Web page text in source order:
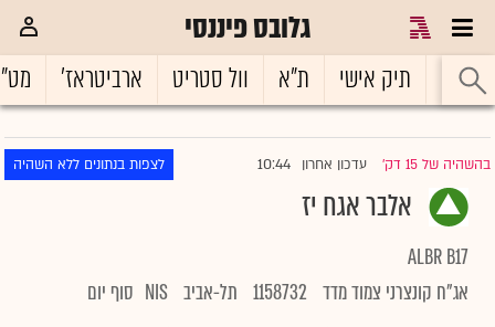
גלובס פיננסי
ראשי תיק אישי ת"א וול סטריט ארביטראז'
בהשהיה של 15 דק' |עדכון אחרון 10:44 לצפות בנתונים ללא השהיה
אלבר אגח יז
ALBR B17
אג"ח קונצרני צמוד מדד 1158732 תל-אביב NIS סוף יום